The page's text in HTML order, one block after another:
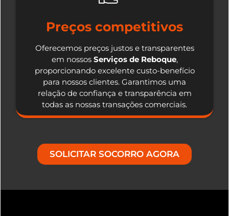
Preços competitivos
Oferecemos preços justos e transparentes
em nossos Serviços de Reboque,
proporcionando excelente custo-benefício
para nossos clientes. Garantimos uma
relação de confiança e transparência em
todas as nossas transações comerciais.
SOLICITAR SOCORRO AGORA